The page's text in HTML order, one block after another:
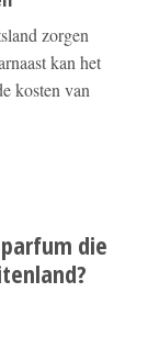
zorgen
kan het
kosten van
die